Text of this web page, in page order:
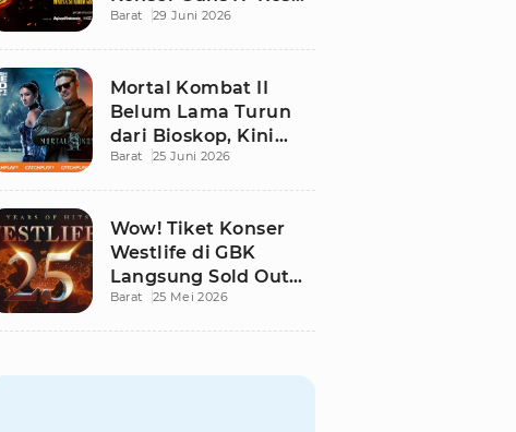
di Stadion Madya
Barat 29 Juni 2026
Mortal Kombat II
Belum Lama Turun
dari Bioskop, Kini
Sudah Bisa Ditonton
Barat 25 Juni 2026
Wow! Tiket Konser
Westlife di GBK
Langsung Sold Out
Kurang dari 12 Jam
Barat 25 Mei 2026